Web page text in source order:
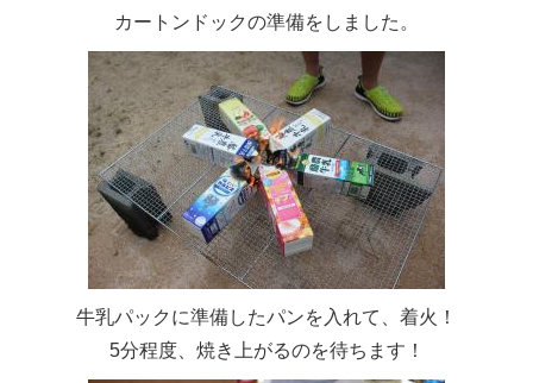
カートンドックの準備をしました。
牛乳パックに準備したパンを入れて、着火！
5分程度、焼き上がるのを待ちます！